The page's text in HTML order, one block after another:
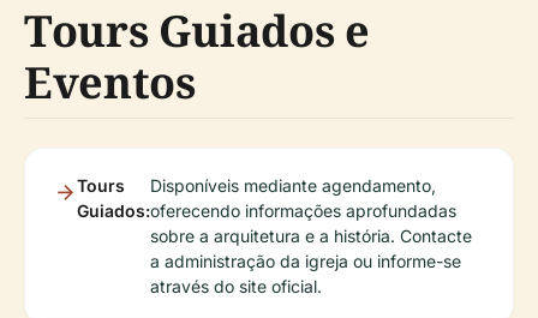
Tours Guiados e
Eventos
Tours
Guiados:
Disponíveis mediante agendamento,
oferecendo informações aprofundadas
sobre a arquitetura e a história. Contacte
a administração da igreja ou informe-se
através do site oficial.